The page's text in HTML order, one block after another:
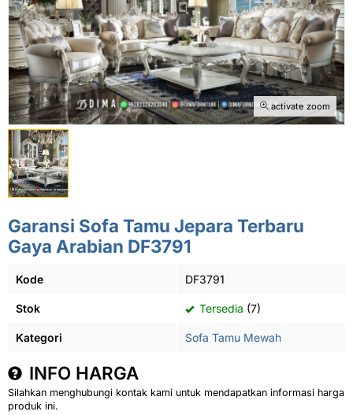
activate zoom
Garansi Sofa Tamu Jepara Terbaru
Gaya Arabian DF3791
Kode DF3791
Stok Tersedia (7)
Kategori Sofa Tamu Mewah
INFO HARGA
Silahkan menghubungi kontak kami untuk mendapatkan informasi harga
produk ini.